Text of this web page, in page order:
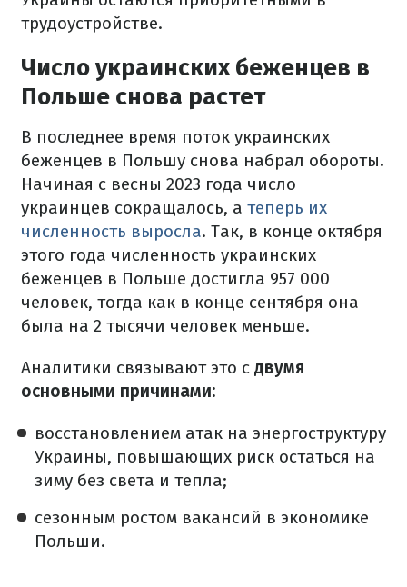
трудоустройстве.
Число украинских беженцев в
Польше снова растет
В последнее время поток украинских
беженцев в Польшу снова набрал обороты.
Начиная с весны 2023 года число
украинцев сокращалось, а теперь их
численность выросла. Так, в конце октября
этого года численность украинских
беженцев в Польше достигла 957 000
человек, тогда как в конце сентября она
была на 2 тысячи человек меньше.
Аналитики связывают это с двумя
основными причинами:
восстановлением атак на энергоструктуру
Украины, повышающих риск остаться на
зиму без света и тепла;
сезонным ростом вакансий в экономике
Польши.